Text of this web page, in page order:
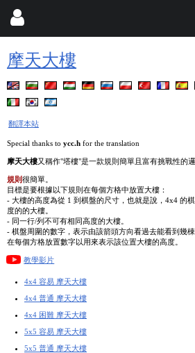
摩天大樓
翻譯本站
Special thanks to ycc.h for the translation
摩天大樓又稱作"塔樓"是一款規則簡單且富有挑戰性的邏
規則很簡單。
目標是要根據以下規則在每個方格中放置大樓：
- 大樓的高度為從 1 到棋盤的尺寸，也就是說，4x4 的
度的的大樓。
- 同一行/列不可有相同高度的大樓。
- 棋盤周圍的數字，表示由該箭頭方向看過去能看到幾棟
在每個方格放置數字以用來表示該位置大樓的高度。
教學影片
4x4 容易 摩天大樓
4x4 普通 摩天大樓
4x4 困難 摩天大樓
5x5 容易 摩天大樓
5x5 普通 摩天大樓